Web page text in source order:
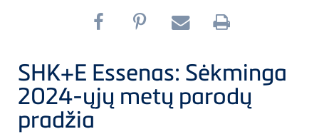
SHK+E Essenas: Sėkminga
2024-ųjų metų parodų
pradžia